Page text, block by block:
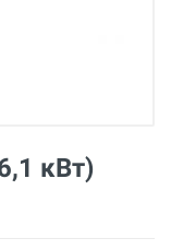
кВт)